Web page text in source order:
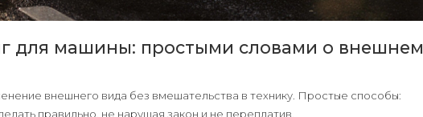
для машины: простыми словами о внешнем
внешнего вида без вмешательства в технику. Простые способы:
правильно, не нарушая закон и не переплатив.